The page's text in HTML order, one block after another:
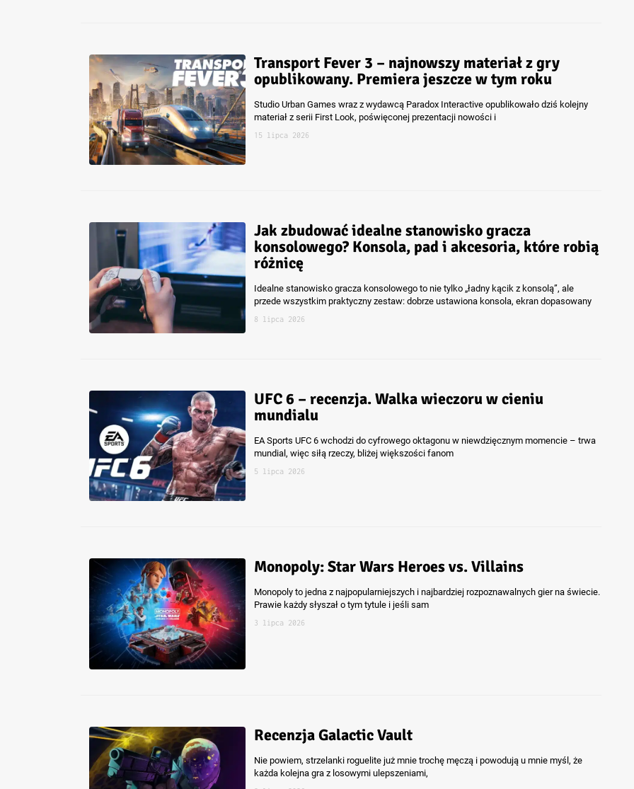
Transport Fever 3 – najnowszy materiał z gry
opublikowany. Premiera jeszcze w tym roku
Studio Urban Games wraz z wydawcą Paradox Interactive opublikowało dziś kolejny
materiał z serii First Look, poświęconej prezentacji nowości i
15 lipca 2026
Jak zbudować idealne stanowisko gracza
konsolowego? Konsola, pad i akcesoria, które robią
różnicę
Idealne stanowisko gracza konsolowego to nie tylko „ładny kącik z konsolą”, ale
przede wszystkim praktyczny zestaw: dobrze ustawiona konsola, ekran dopasowany
8 lipca 2026
UFC 6 – recenzja. Walka wieczoru w cieniu
mundialu
EA Sports UFC 6 wchodzi do cyfrowego oktagonu w niewdzięcznym momencie – trwa
mundial, więc siłą rzeczy, bliżej większości fanom
5 lipca 2026
Monopoly: Star Wars Heroes vs. Villains
Monopoly to jedna z najpopularniejszych i najbardziej rozpoznawalnych gier na świecie.
Prawie każdy słyszał o tym tytule i jeśli sam
3 lipca 2026
Recenzja Galactic Vault
Nie powiem, strzelanki roguelite już mnie trochę męczą i powodują u mnie myśl, że
każda kolejna gra z losowymi ulepszeniami,